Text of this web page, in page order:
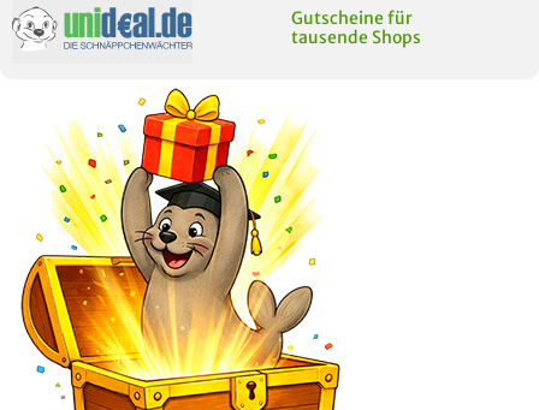
Gutscheine für
tausende Shops